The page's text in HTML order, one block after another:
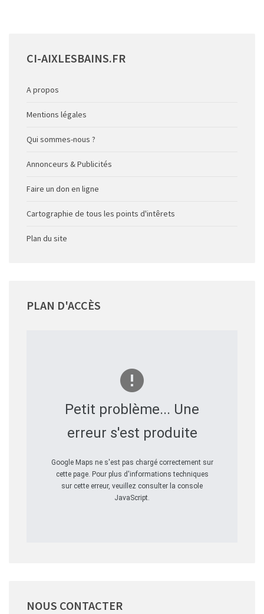
CI-AIXLESBAINS.FR
A propos
Mentions légales
Qui sommes-nous ?
Annonceurs & Publicités
Faire un don en ligne
Cartographie de tous les points d'intêrets
Plan du site
PLAN D'ACCÈS
Petit problème... Une
erreur s'est produite
Google Maps ne s'est pas chargé correctement sur
cette page. Pour plus d'informations techniques
sur cette erreur, veuillez consulter la console
JavaScript.
NOUS CONTACTER